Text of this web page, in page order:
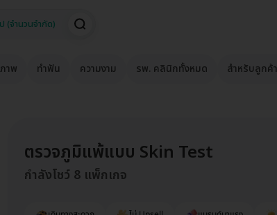
าพ ทำฟัน ความงาม รพ. คลินิกทั้งหมด สำหรับลูกค้
ตรวจภูมิแพ้แบบ Skin Test
กำลังโชว์ 8 แพ็กเกจ